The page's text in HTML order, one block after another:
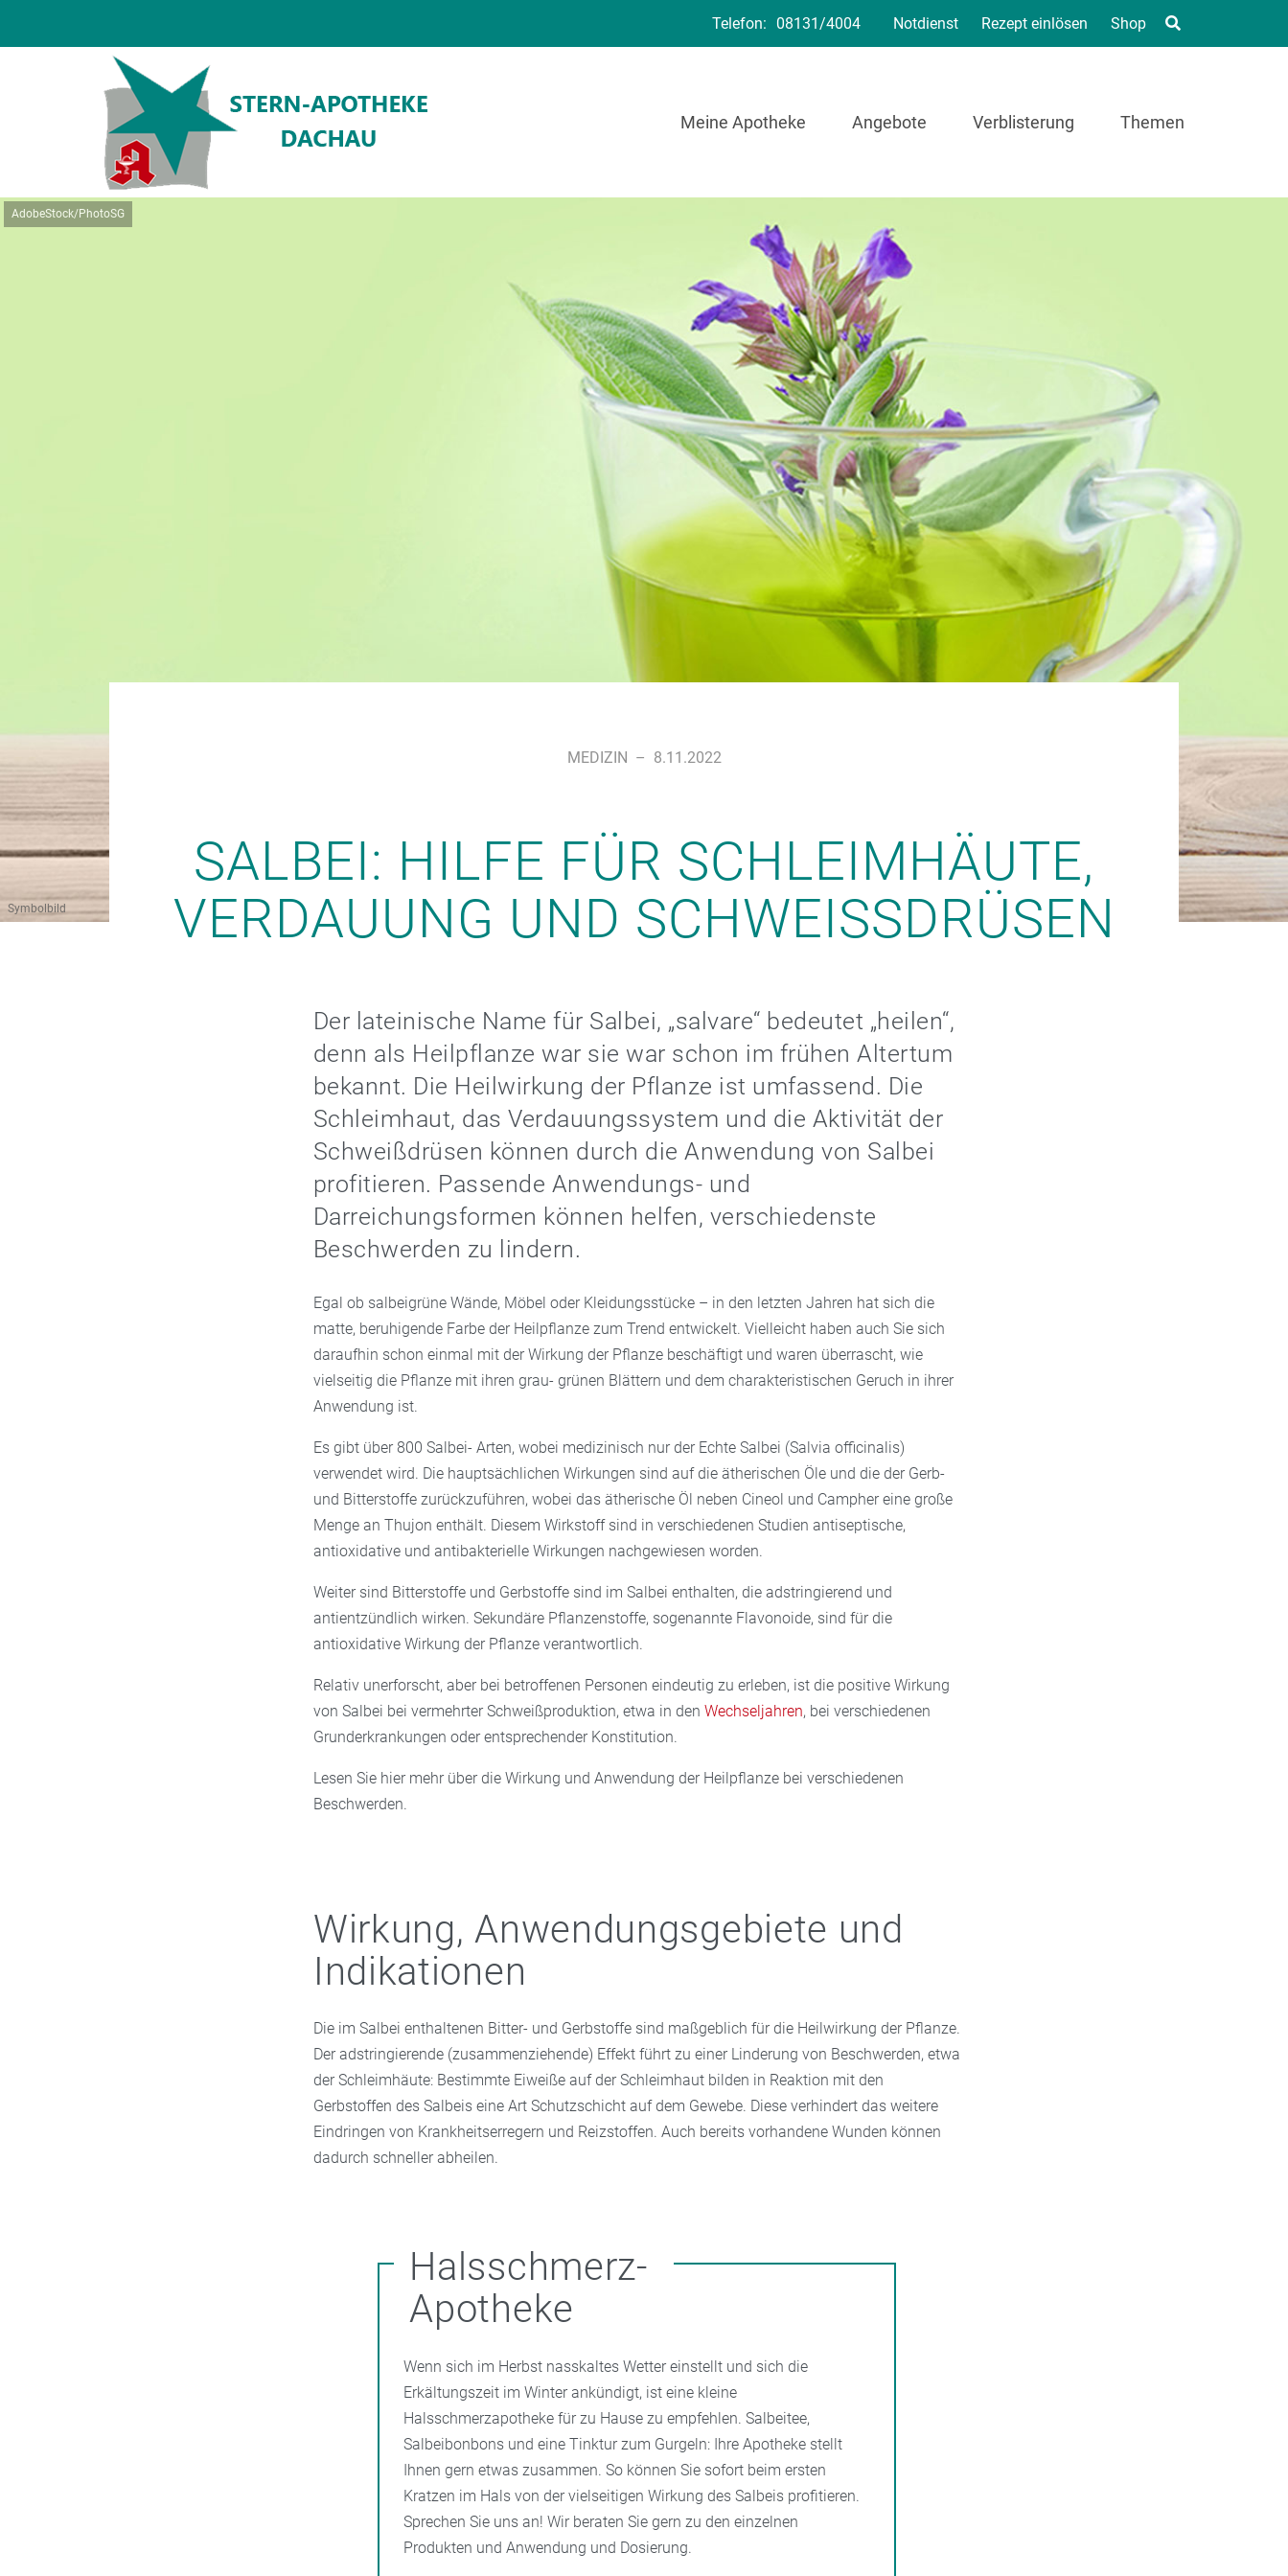
Telefon: 08131/4004 Notdienst Rezept einlösen Shop
Meine Apotheke Angebote Verblisterung Themen
AdobeStock/PhotoSG
Symbolbild
MEDIZIN – 8.11.2022
SALBEI: HILFE FÜR SCHLEIMHÄUTE,
VERDAUUNG UND SCHWEISSDRÜSEN
Der lateinische Name für Salbei, „salvare“ bedeutet „heilen“,
denn als Heilpflanze war sie war schon im frühen Altertum
bekannt. Die Heilwirkung der Pflanze ist umfassend. Die
Schleimhaut, das Verdauungssystem und die Aktivität der
Schweißdrüsen können durch die Anwendung von Salbei
profitieren. Passende Anwendungs- und
Darreichungsformen können helfen, verschiedenste
Beschwerden zu lindern.
Egal ob salbeigrüne Wände, Möbel oder Kleidungsstücke – in den letzten Jahren hat sich die
matte, beruhigende Farbe der Heilpflanze zum Trend entwickelt. Vielleicht haben auch Sie sich
daraufhin schon einmal mit der Wirkung der Pflanze beschäftigt und waren überrascht, wie
vielseitig die Pflanze mit ihren grau- grünen Blättern und dem charakteristischen Geruch in ihrer
Anwendung ist.
Es gibt über 800 Salbei- Arten, wobei medizinisch nur der Echte Salbei (Salvia officinalis)
verwendet wird. Die hauptsächlichen Wirkungen sind auf die ätherischen Öle und die der Gerb-
und Bitterstoffe zurückzuführen, wobei das ätherische Öl neben Cineol und Campher eine große
Menge an Thujon enthält. Diesem Wirkstoff sind in verschiedenen Studien antiseptische,
antioxidative und antibakterielle Wirkungen nachgewiesen worden.
Weiter sind Bitterstoffe und Gerbstoffe sind im Salbei enthalten, die adstringierend und
antientzündlich wirken. Sekundäre Pflanzenstoffe, sogenannte Flavonoide, sind für die
antioxidative Wirkung der Pflanze verantwortlich.
Relativ unerforscht, aber bei betroffenen Personen eindeutig zu erleben, ist die positive Wirkung
von Salbei bei vermehrter Schweißproduktion, etwa in den Wechseljahren, bei verschiedenen
Grunderkrankungen oder entsprechender Konstitution.
Lesen Sie hier mehr über die Wirkung und Anwendung der Heilpflanze bei verschiedenen
Beschwerden.
Wirkung, Anwendungsgebiete und
Indikationen
Die im Salbei enthaltenen Bitter- und Gerbstoffe sind maßgeblich für die Heilwirkung der Pflanze.
Der adstringierende (zusammenziehende) Effekt führt zu einer Linderung von Beschwerden, etwa
der Schleimhäute: Bestimmte Eiweiße auf der Schleimhaut bilden in Reaktion mit den
Gerbstoffen des Salbeis eine Art Schutzschicht auf dem Gewebe. Diese verhindert das weitere
Eindringen von Krankheitserregern und Reizstoffen. Auch bereits vorhandene Wunden können
dadurch schneller abheilen.
Halsschmerz-
Apotheke
Wenn sich im Herbst nasskaltes Wetter einstellt und sich die
Erkältungszeit im Winter ankündigt, ist eine kleine
Halsschmerzapotheke für zu Hause zu empfehlen. Salbeitee,
Salbeibonbons und eine Tinktur zum Gurgeln: Ihre Apotheke stellt
Ihnen gern etwas zusammen. So können Sie sofort beim ersten
Kratzen im Hals von der vielseitigen Wirkung des Salbeis profitieren.
Sprechen Sie uns an! Wir beraten Sie gern zu den einzelnen
Produkten und Anwendung und Dosierung.